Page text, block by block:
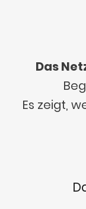
Das
Es zeigt,